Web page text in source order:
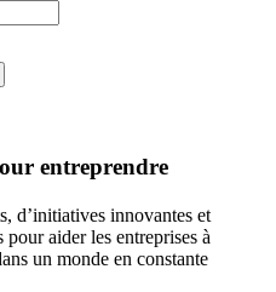
entreprendre
d’initiatives innovantes et
pour aider les entreprises à
un monde en constante